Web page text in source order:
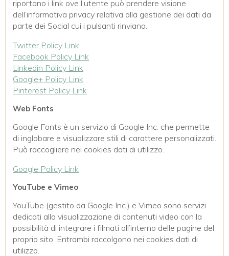
riportano i link ove l’utente può prendere visione
dell’informativa privacy relativa alla gestione dei dati da
parte dei Social cui i pulsanti rinviano.
Twitter Policy Link
Facebook Policy Link
Linkedin Policy Link
Google+ Policy Link
Pinterest Policy Link
Web Fonts
Google Fonts è un servizio di Google Inc. che permette
di inglobare e visualizzare stili di carattere personalizzati.
Può raccogliere nei cookies dati di utilizzo.
Google Policy Link
YouTube e Vimeo
YouTube (gestito da Google Inc.) e Vimeo sono servizi
dedicati alla visualizzazione di contenuti video con la
possibilità di integrare i filmati all’interno delle pagine del
proprio sito. Entrambi raccolgono nei cookies dati di
utilizzo.